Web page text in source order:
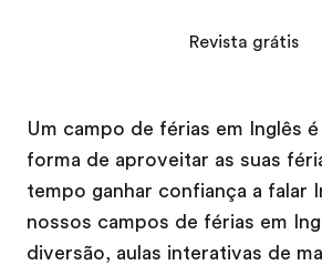
Um campo de férias em Inglês
forma de aproveitar as suas
tempo ganhar confiança a falar
nossos campos de férias em
diversão, aulas interativas de
Revista grátis